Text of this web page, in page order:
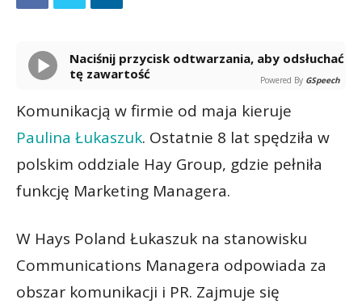
Naciśnij przycisk odtwarzania, aby odsłuchać
tę zawartość
Powered By GSpeech
Komunikacją w firmie od maja kieruje
Paulina Łukaszuk. Ostatnie 8 lat spędziła w
polskim oddziale Hay Group, gdzie pełniła
funkcję Marketing Managera.
W Hays Poland Łukaszuk na stanowisku
Communications Managera odpowiada za
obszar komunikacji i PR. Zajmuje się